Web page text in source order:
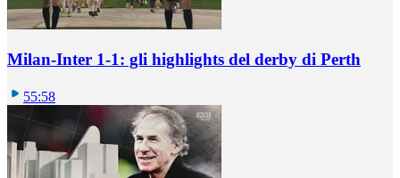
Milan-Inter 1-1: gli highlights del derby di Perth
55:58